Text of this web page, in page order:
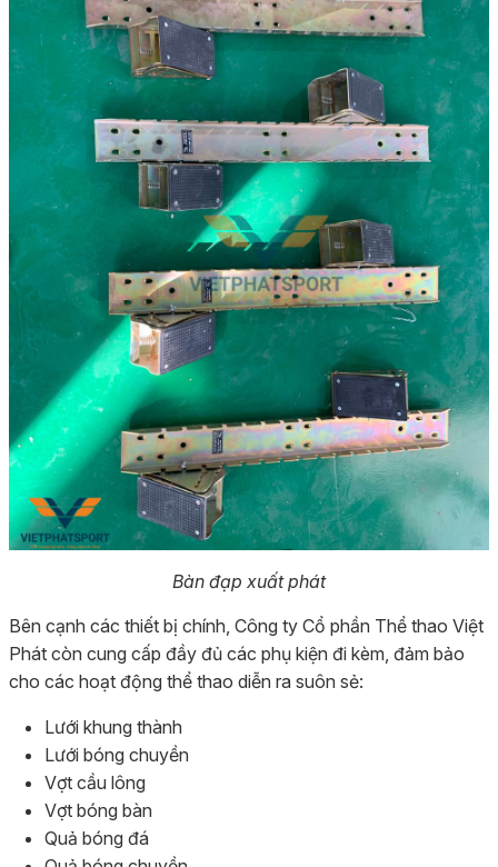
Bàn đạp xuất phát
Bên cạnh các thiết bị chính, Công ty Cổ phần Thể thao Việt
Phát còn cung cấp đầy đủ các phụ kiện đi kèm, đảm bảo
cho các hoạt động thể thao diễn ra suôn sẻ:
Lưới khung thành
Lưới bóng chuyền
Vợt cầu lông
Vợt bóng bàn
Quả bóng đá